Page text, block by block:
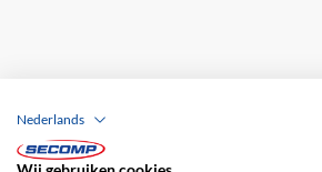
Nederlands